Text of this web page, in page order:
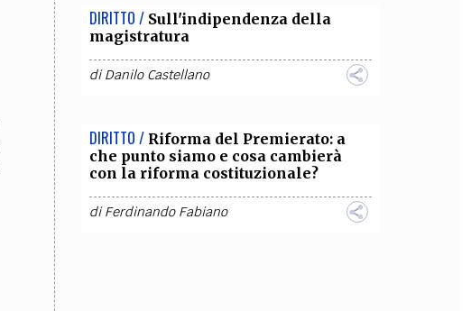
DIRITTO / Sull'indipendenza della
magistratura
diDanilo Castellano
DIRITTO / Riforma del Premierato: a
che punto siamo e cosa cambierà
con la riforma costituzionale?
diFerdinando Fabiano